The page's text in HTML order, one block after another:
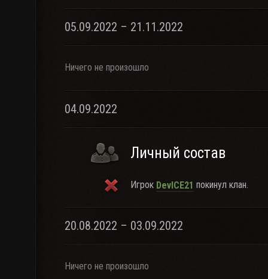
05.09.2022 – 21.11.2022
Ничего не произошло
04.09.2022
Личный состав
Игрок DevICE21 покинул клан.
20.08.2022 – 03.09.2022
Ничего не произошло